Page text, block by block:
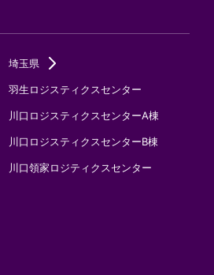
埼玉県
羽生ロジスティクスセンター
川口ロジスティクスセンターA棟
川口ロジスティクスセンターB棟
川口領家ロジティクスセンター